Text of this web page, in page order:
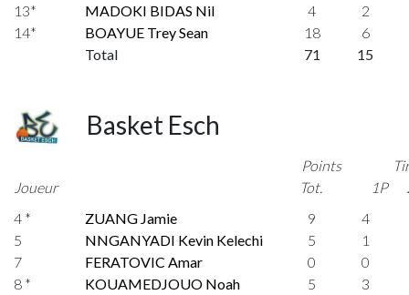
13*
MADOKI BIDAS Nil 4
2
14*
BOAYUE Trey Sean 18
6
Total
71 15
Basket Esch
Joueur
Points
Tot.
1P
4 *
ZUANG Jamie 9
4
5
NNGANYADI Kevin Kelechi 5
1
7
FERATOVIC Amar 0
0
8 *
KOUAMEDJOUO Noah 5
3